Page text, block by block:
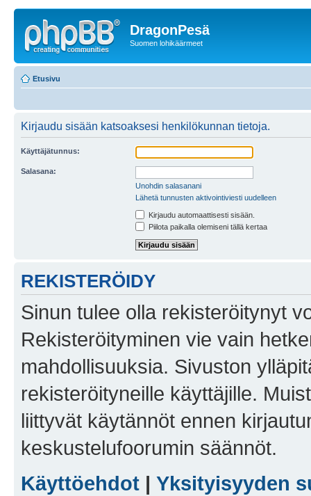
DragonPesä
Suomen lohikäärmeet
Etusivu
Kirjaudu sisään katsoaksesi henkilökunnan tietoja.
Käyttäjätunnus:
Salasana:
Unohdin salasanani
Lähetä tunnusten aktivointiviesti uudelleen
Kirjaudu automaattisesti sisään.
Piilota paikalla olemiseni tällä kertaa
REKISTERÖIDY
Sinun tulee olla rekisteröitynyt
Rekisteröityminen vie vain
mahdollisuuksia. Sivuston
rekisteröityneille käyttäjille.
liittyvät käytännöt ennen
keskustelufoorumin säännöt.
Käyttöehdot | Yksityisyyden